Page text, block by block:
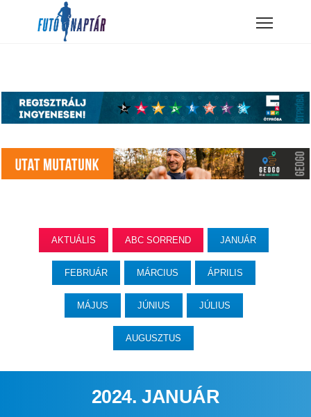
AKTUÁLIS ABC SORREND JANUÁR
FEBRUÁR MÁRCIUS ÁPRILIS
MÁJUS JÚNIUS JÚLIUS
AUGUSZTUS
2024. JANUÁR